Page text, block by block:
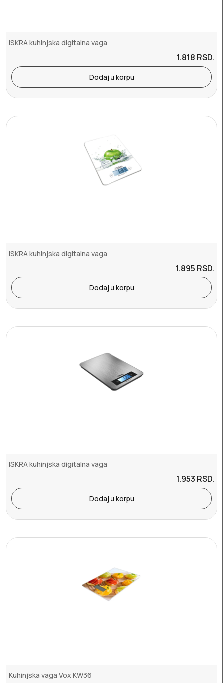
ISKRA kuhinjska digitalna vaga
1.818 RSD.
Dodaj u korpu
ISKRA kuhinjska digitalna vaga
1.895 RSD.
Dodaj u korpu
ISKRA kuhinjska digitalna vaga
1.953 RSD.
Dodaj u korpu
Kuhinjska vaga Vox KW36